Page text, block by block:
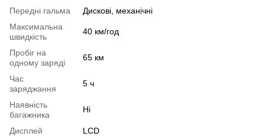
Передні гальма
Дискові, механічні
Максимальна
швидкість
40 км/год
Пробіг на
одному заряді
65 км
Час
заряджання
5 ч
Наявність
багажника
Ні
Дисплей
LCD